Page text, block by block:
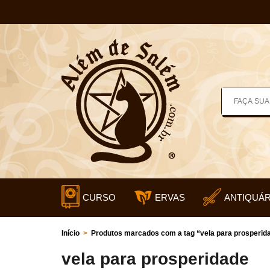
CURSO ERVAS
Início > Produtos marcados com a tag “vela para
vela para prosperidade